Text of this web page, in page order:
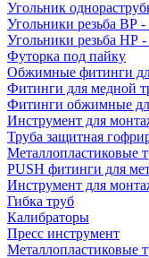
Угольник
Угольники резьба ВР -
Угольники резьба НР -
Футорка под пайку
Обжимные фитинги
Фитинги для медной
Фитинги обжимные
Инструмент для
Труба защитная
Металлопластиковые
PUSH фитинги для
Инструмент для
Гибка труб
Калибраторы
Пресс инструмент
Металлопластиковые